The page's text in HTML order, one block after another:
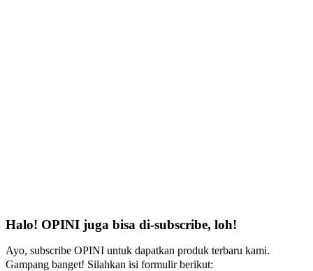
Halo! OPINI juga bisa di-subscribe, loh!
Ayo, subscribe OPINI untuk dapatkan produk terbaru kami.
Gampang banget! Silahkan isi formulir berikut: